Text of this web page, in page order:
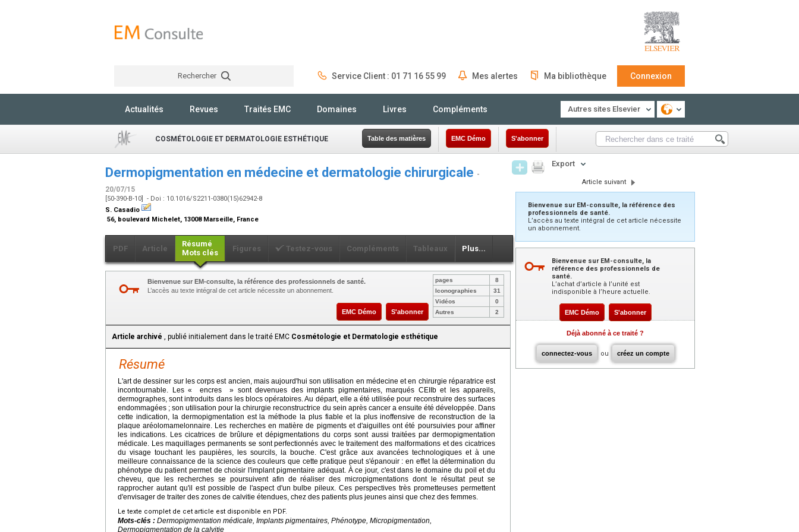
Rechercher Service Client : 01 71 16 55 99 Mes alertes Ma bibliothèque Connexion
Actualités Revues Traités EMC Domaines Livres Compléments Autres sites Elsevier
COSMÉTOLOGIE ET DERMATOLOGIE ESTHÉTIQUE Table des matières EMC Démo S'abonner
Dermopigmentation en médecine et dermatologie chirurgicale -
20/07/15
[50-390-B-10] - Doi : 10.1016/S2211-0380(15)62942-8
S. Casadio
56, boulevard Michelet, 13008 Marseille, France
PDF Article
Résumé
Mots clés
Figures Testez-vous Compléments Tableaux Plus...
Bienvenue sur EM-consulte, la référence des professionnels de santé.
L’accès au texte intégral de cet article nécessite un abonnement.
EMC Démo S'abonner
pages
8
Iconographies
31
Vidéos
0
Autres
2
Article archivé , publié initialement dans le traité EMC Cosmétologie et Dermatologie esthétique
Résumé
L'art de dessiner sur les corps est ancien, mais aujourd'hui son utilisation en médecine et en chirurgie réparatrice est
incontournable. Les « encres » sont devenues des implants pigmentaires, marqués CEIIb et les appareils,
dermographes, sont introduits dans les blocs opératoires. Au départ, elle a été utilisée pour reconstruire des surfaces
endommagées ; son utilisation pour la chirurgie reconstructrice du sein après cancer a ensuite été développée. Dans
cette indication, la dermopigmentation est la méthode la plus fiable et la plus inoffensive de reconstruction de la
plaque aréolomamelonnaire. Les recherches en matière de pigments et d'aiguilles ont été poursuivies pour affiner
les indications. Les cicatrices de brûlure et dépigmentations du corps sont aussi traitées par dermopigmentation
médicale. Les maquillages permanents se sont perfectionnés avec le traitement des malformations et des cicatrices
du visage touchant les paupières, les sourcils, la bouche. C'est grâce aux avancées technologiques et à une
meilleure connaissance de la science des couleurs que cette pratique peut s'épanouir : en effet la détermination du
phénotype du patient permet de choisir l'implant pigmentaire adéquat. À ce jour, c'est dans le domaine du poil et du
cheveu, que les recherches se poursuivent afin de réaliser des micropigmentations dont le résultat peut se
rapprocher autant qu'il est possible de l'aspect d'un bulbe pileux. Ces perspectives très prometteuses permettent
d'envisager de traiter des zones de calvitie étendues, chez des patients plus jeunes ainsi que chez des femmes.
Le texte complet de cet article est disponible en PDF.
Mots-clés : Dermopigmentation médicale, Implants pigmentaires, Phénotype, Micropigmentation,
Dermopigmentation de la calvitie
Export
Article suivant
Bienvenue sur EM-consulte, la référence des
professionnels de santé.
L’accès au texte intégral de cet article nécessite
un abonnement.
Bienvenue sur EM-consulte, la
référence des professionnels de
santé.
L’achat d’article à l’unité est
indisponible à l’heure actuelle.
EMC Démo S'abonner
Déjà abonné à ce traité ?
connectez-vous ou créez un compte